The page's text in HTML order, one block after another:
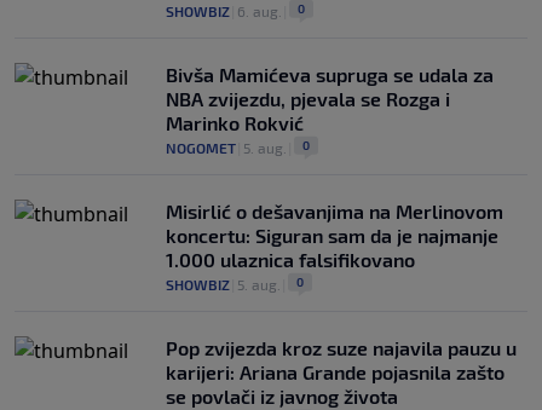
SHOWBIZ 6. aug. 0
Bivša Mamićeva supruga se udala za
NBA zvijezdu, pjevala se Rozga i
Marinko Rokvić
NOGOMET 5. aug. 0
Misirlić o dešavanjima na Merlinovom
koncertu: Siguran sam da je najmanje
1.000 ulaznica falsifikovano
SHOWBIZ 5. aug. 0
Pop zvijezda kroz suze najavila pauzu u
karijeri: Ariana Grande pojasnila zašto
se povlači iz javnog života